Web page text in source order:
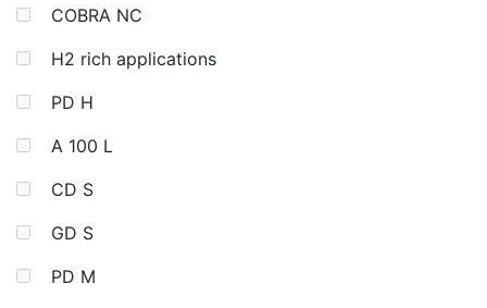
COBRA NC
H2 rich applications
PD H
A 100 L
CD S
GD S
PD M